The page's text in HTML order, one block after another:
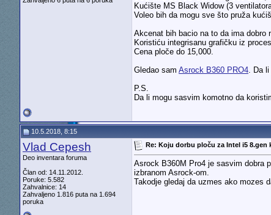
Kućište MS Black Widow (3
Voleo bih da mogu sve što pruža
Akcenat bih bacio na to da ima dobro
Koristiću integrisanu grafičku iz
Cena ploče do 15,000.
Gledao sam Asrock B360 PRO4. Da li
P.S.
Da li mogu sasvim komotno da
10.5.2018, 8:15
Vlad Cepesh
Deo inventara foruma
Član od: 14.11.2012.
Poruke: 5.582
Zahvalnice: 14
Zahvaljeno 1.816 puta na 1.694
poruka
Re: Koju dorbu ploču za Intel i5 8.gen
Asrock B360M Pro4 je sasvim dobra
izbranom Asrock-om.
Takodje gledaj da uzmes ako mozes